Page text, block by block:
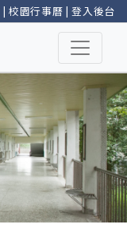
| 校園行事曆 |登入後台